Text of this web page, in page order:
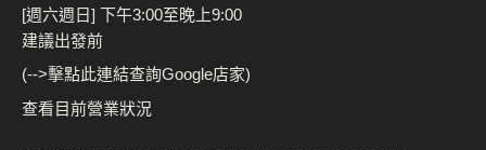
[週六週日] 下午3:00至晚上9:00
建議出發前
(-->擊點此連結查詢Google店家)
查看目前營業狀況